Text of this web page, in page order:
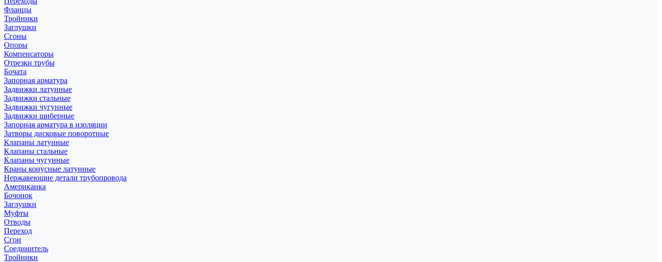
Фланцы
Тройники
Заглушки
Сгоны
Опоры
Компенсаторы
Отрезки трубы
Бочата
Запорная арматура
Задвижки латунные
Задвижки стальные
Задвижки чугунные
Задвижки шиберные
Запорная арматура в изоляции
Затворы дисковые поворотные
Клапаны латунные
Клапаны стальные
Клапаны чугунные
Краны конусные латунные
Нержавеющие детали трубопровода
Американка
Бочонок
Заглушки
Муфты
Отводы
Переход
Сгон
Соединитель
Тройники